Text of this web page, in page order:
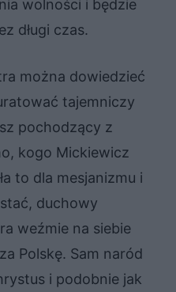
wolności i będzie
długi czas.
można dowiedzieć
tajemniczy
pochodzący z
kogo Mickiewicz
to dla mesjanizmu i
duchowy
weźmie na siebie
Polskę. Sam naród
i podobnie jak